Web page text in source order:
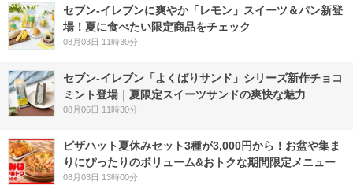
セブン‐イレブンに爽やか「レモン」スイーツ＆パン新登
場！夏に食べたい限定商品をチェック
08月03日 11時30分
セブン‐イレブン「よくばりサンド」シリーズ新作チョコ
ミント登場｜夏限定スイーツサンドの爽快な魅力
08月06日 11時30分
ピザハット夏休みセット3種が3,000円から！お盆や集ま
りにぴったりのボリューム&おトクな期間限定メニュー
08月03日 13時00分